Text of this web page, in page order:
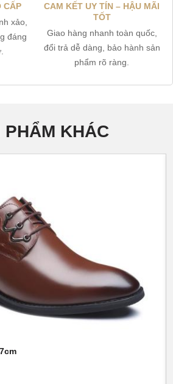
CẤP
xảo,
đáng
CAM KẾT UY TÍN – HẬU MÃI
TỐT
Giao hàng nhanh toàn quốc,
đổi trả dễ dàng, bảo hành sản
phẩm rõ ràng.
PHẨM KHÁC